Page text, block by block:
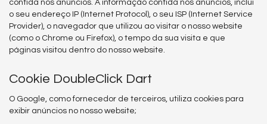
contida nos anúncios. A informação contida nos anúncios, inclui
o seu endereço IP (Internet Protocol), o seu ISP (Internet Service
Provider), o navegador que utilizou ao visitar o nosso website
(como o Chrome ou Firefox), o tempo da sua visita e que
páginas visitou dentro do nosso website.
Cookie DoubleClick Dart
O Google, como fornecedor de terceiros, utiliza cookies para
exibir anúncios no nosso website;